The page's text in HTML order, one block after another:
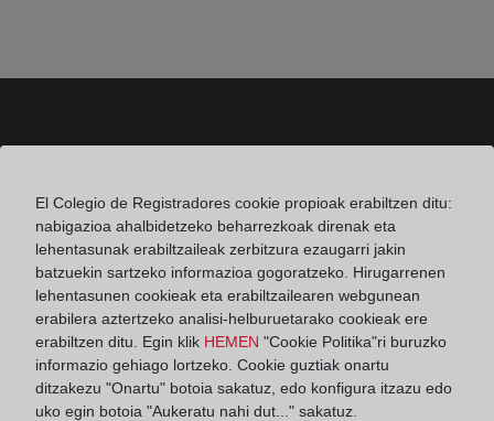
Príncipe de Vergara 70. 28006 Madrid
Teléfono:91 270 17 96
Fax:91 564 11 59
Email:contacto@registradores.org
Registro de entrada del Colegio de registradores
El Colegio de Registradores cookie propioak erabiltzen ditu:
nabigazioa ahalbidetzeko beharrezkoak direnak eta
lehentasunak erabiltzaileak zerbitzura ezaugarri jakin
batzuekin sartzeko informazioa gogoratzeko. Hirugarrenen
lehentasunen cookieak eta erabiltzailearen webgunean
erabilera aztertzeko analisi-helburuetarako cookieak ere
erabiltzen ditu. Egin klik HEMEN "Cookie Politika"ri buruzko
informazio gehiago lortzeko. Cookie guztiak onartu
ditzakezu "Onartu" botoia sakatuz, edo konfigura itzazu edo
uko egin botoia "Aukeratu nahi dut..." sakatuz.